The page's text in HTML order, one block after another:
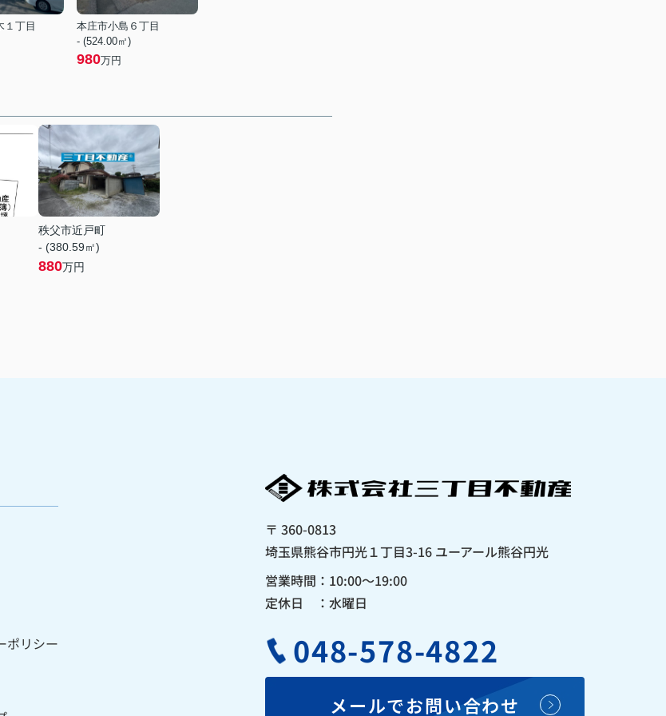
１丁目
本庄市小島６丁目
- (524.00㎡)
980万円
秩父市近戸町
- (380.59㎡)
880万円
ポリシー
〒 360-0813
埼玉県熊谷市円光１丁目3-16 ユーアール熊谷円光
営業時間：10:00〜19:00
定休日 ：水曜日
048-578-4822
メールでお問い合わせ